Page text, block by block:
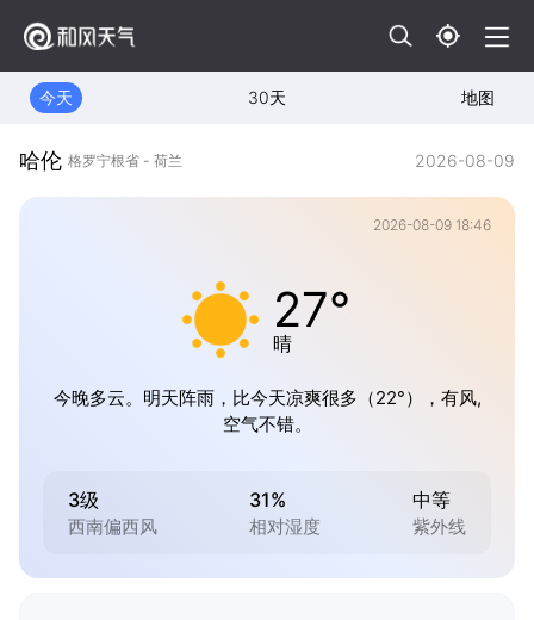
今天 30天 地图
哈伦 格罗宁根省 - 荷兰 2026-08-09
2026-08-09 18:46
27°
晴
今晚多云。明天阵雨，比今天凉爽很多（22°），有风,
空气不错。
3级
西南偏西风
31%
相对湿度
中等
紫外线